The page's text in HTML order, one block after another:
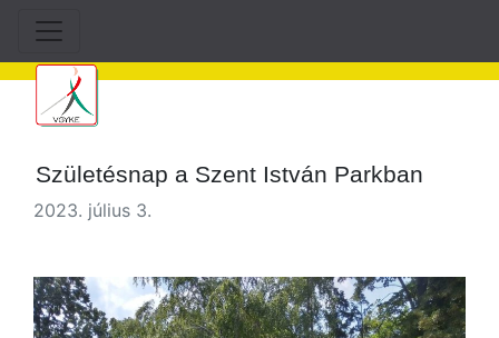
Születésnap a Szent István Parkban
2023. július 3.